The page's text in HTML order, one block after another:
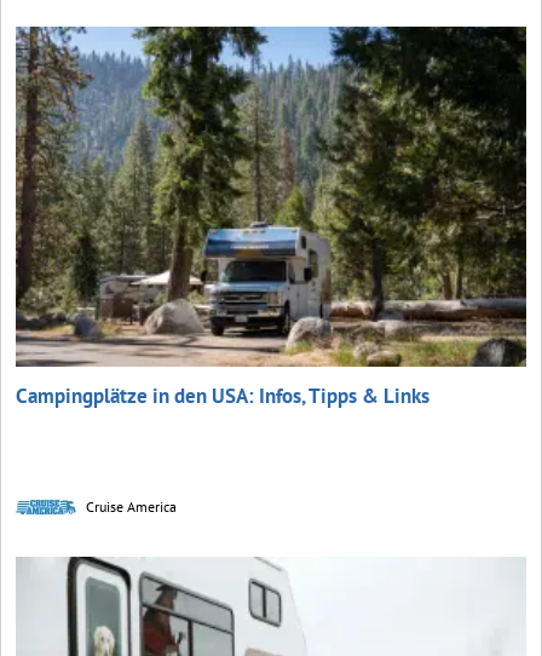
Campingplätze in den USA: Infos, Tipps & Links
Cruise America